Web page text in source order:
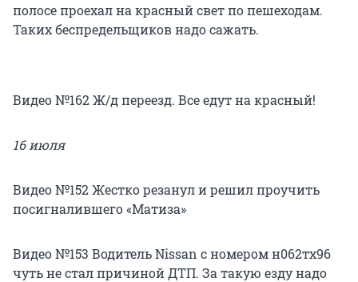
полосе проехал на красный свет по пешеходам.
Таких беспредельщиков надо сажать.
Видео №162 Ж/д переезд. Все едут на красный!
16 июля
Видео №152 Жестко резанул и решил проучить
посигналившего «Матиза»
Видео №153 Водитель Nissan с номером н062тх96
чуть не стал причиной ДТП. За такую езду надо